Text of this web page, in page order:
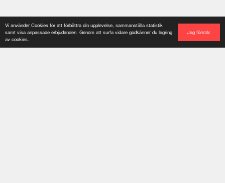
Jag förstår
Vi använder Cookies för att förbättra din upplevelse, sammanställa statistik
samt visa anpassade erbjudanden. Genom att surfa vidare godkänner du lagring
av cookies.